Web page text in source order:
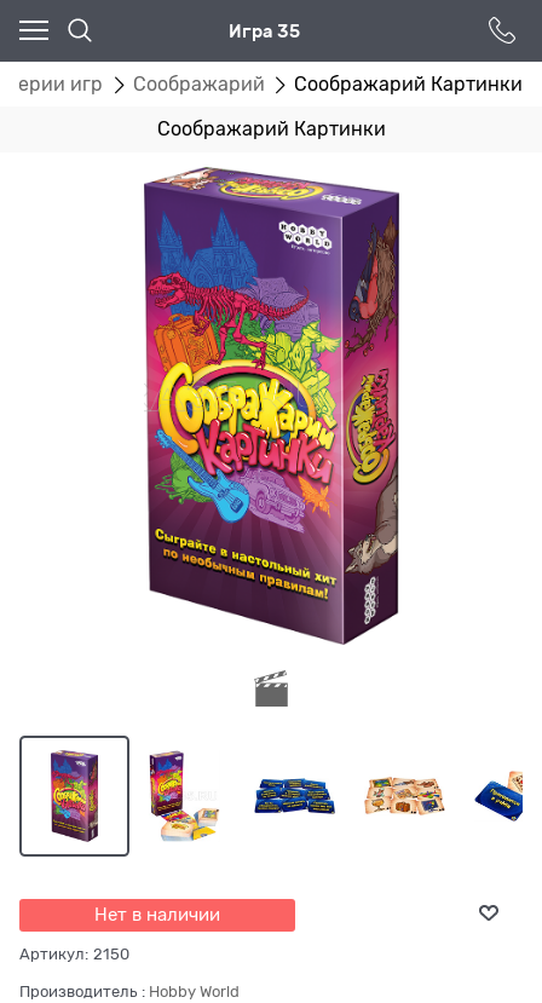
Игра 35
Серии игр Соображарий Соображарий Картинки
Соображарий Картинки
Нет в наличии
Артикул: 2150
Производитель : Hobby World